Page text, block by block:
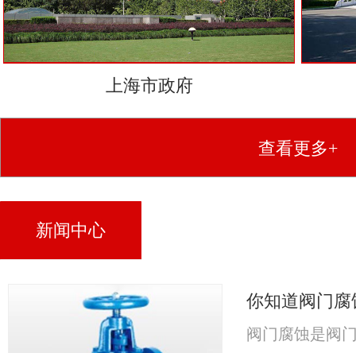
上海市政府
查看更多+
新闻中心
你知道阀门
阀门腐蚀是阀